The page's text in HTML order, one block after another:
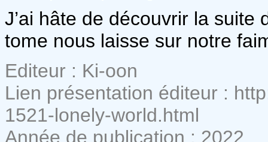
J’ai hâte de découvrir la
tome nous laisse sur notre
Editeur : Ki-oon
Lien présentation éditeur :
1521-lonely-world.html
Année de publication : 2022